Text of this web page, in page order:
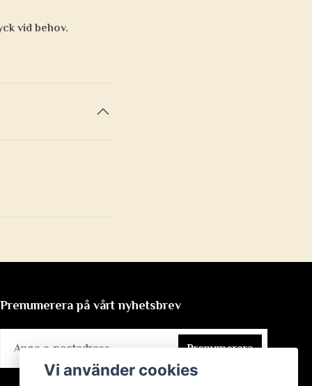
vid behov.
Prenumerera på vårt nyhetsbrev
Prenumerera
Vi använder cookies